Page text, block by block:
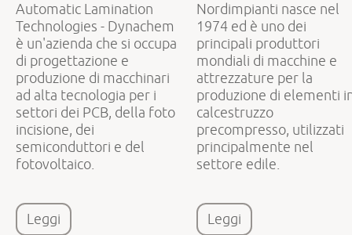
Automatic Lamination
Technologies - Dynachem
è un'azienda che si occupa
di progettazione e
produzione di macchinari
ad alta tecnologia per i
settori dei PCB, della foto
incisione, dei
semiconduttori e del
fotovoltaico.
Leggi
Nordimpianti nasce nel
1974 ed è uno dei
principali produttori
mondiali di macchine e
attrezzature per la
produzione di elementi
calcestruzzo
precompresso, utilizzati
principalmente nel
settore edile.
Leggi